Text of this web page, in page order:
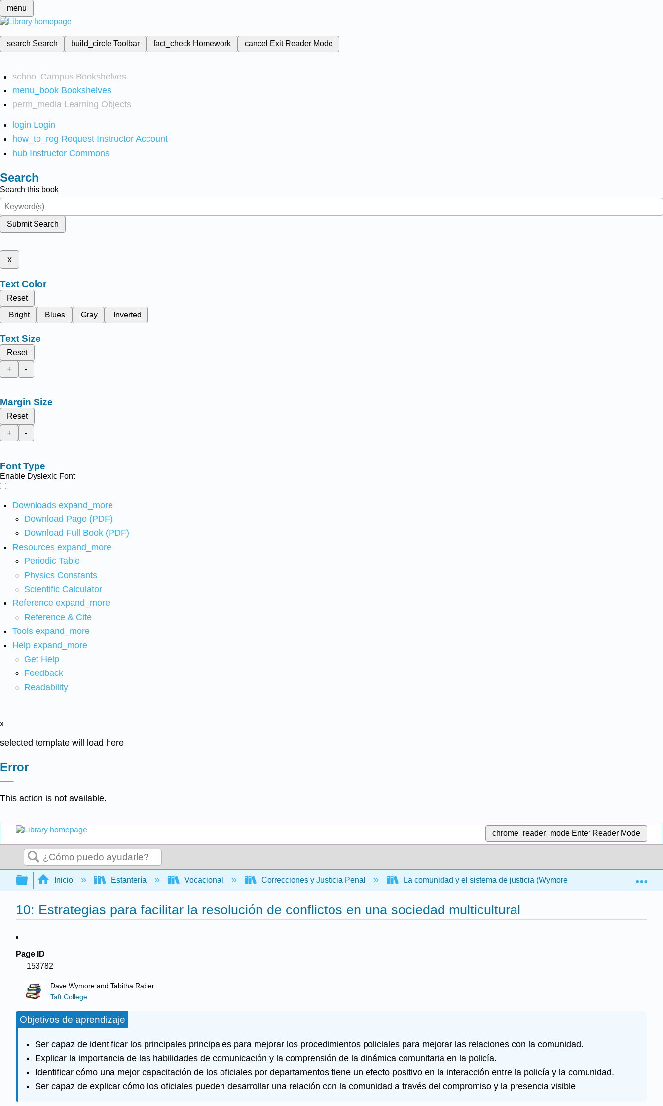
menu
search Search build_circleToolbar fact_check Homework cancel Exit Reader Mode
school Campus Bookshelves
menu_book Bookshelves
perm_media Learning Objects
login Login
how_to_reg Request Instructor Account
hub Instructor Commons
Search
Search this book
Submit Search
x
Text Color
Reset
Bright
Blues Gray Inverted
Text Size
Reset
+
-
Margin Size
Reset
+
-
Font Type
Enable Dyslexic Font
Downloads expand_more
Download Page (PDF)
Download Full Book (PDF)
Resources expand_more
Periodic Table
Physics Constants
Scientific Calculator
Reference expand_more
Reference & Cite
Tools expand_more
Help expand_more
Get Help
Feedback
Readability
x
selected template will load here
Error
This action is not available.
chrome_reader_mode Enter Reader Mode
Buscar
Expandir/contraer jerarquía global
Inicio Estantería Vocacional Correcciones y Justicia Penal La comunidad y el sistema de justicia (Wymore y Raber) 10:
10: Estrategias para facilitar la resolución de conflictos en una sociedad multicultural
Page ID
153782
Dave Wymore and Tabitha Raber
Taft College
Objetivos de aprendizaje
Ser capaz de identificar los principales principales para mejorar los procedimientos policiales para mejorar las relaciones con la comunidad.
Explicar la importancia de las habilidades de comunicación y la comprensión de la dinámica comunitaria en la policía.
Identificar cómo una mejor capacitación de los oficiales por departamentos tiene un efecto positivo en la interacción entre la policía y la comunidad.
Ser capaz de explicar cómo los oficiales pueden desarrollar una relación con la comunidad a través del compromiso y la presencia visible